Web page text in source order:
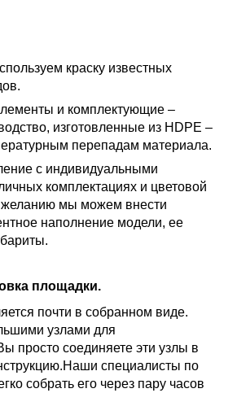
краску известных
и комплектующие –
изготовленные из HDPE –
перепадам материала.
с индивидуальными
комплектациях и цветовой
мы можем внести
наполнение модели, ее
площадки.
почти в собранном виде.
узлами для
просто соединяете эти узлы в
специалисты по
собрать его через пару часов